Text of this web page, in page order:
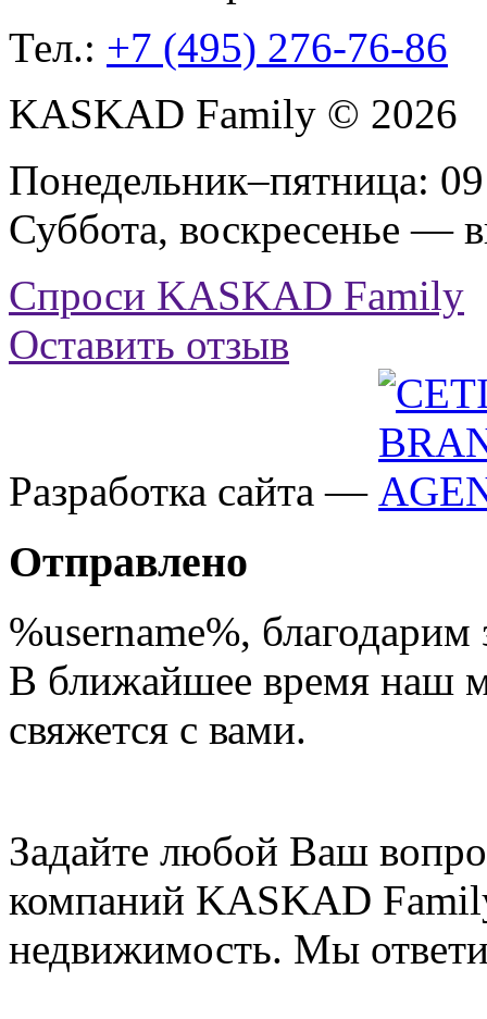
Тел.: +7 (495) 276-76-86
KASKAD Family © 2026
Понедельник–пятница:
Суббота, воскресенье —
Спроси KASKAD Family
Оставить отзыв
Разработка сайта —
Отправлено
%username%, благодарим
В ближайшее время наш
свяжется с вами.
Задайте любой Ваш
компаний KASKAD
недвижимость. Мы